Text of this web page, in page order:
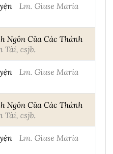
Lm. Giuse Maria
Ngôn Của Các Thánh
Tài, csjb.
Lm. Giuse Maria
Ngôn Của Các Thánh
Tài, csjb.
Lm. Giuse Maria